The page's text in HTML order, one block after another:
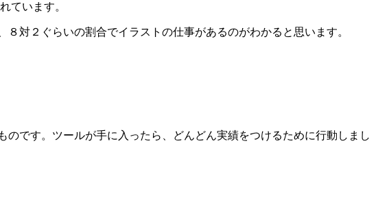
ています。
対２ぐらいの割合でイラストの仕事があるのがわかると思います。
です。ツールが手に入ったら、どんどん実績をつけるために行動しまし